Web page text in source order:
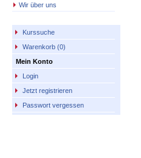
Wir über uns
Kurssuche
Warenkorb (0)
Mein Konto
Login
Jetzt registrieren
Passwort vergessen